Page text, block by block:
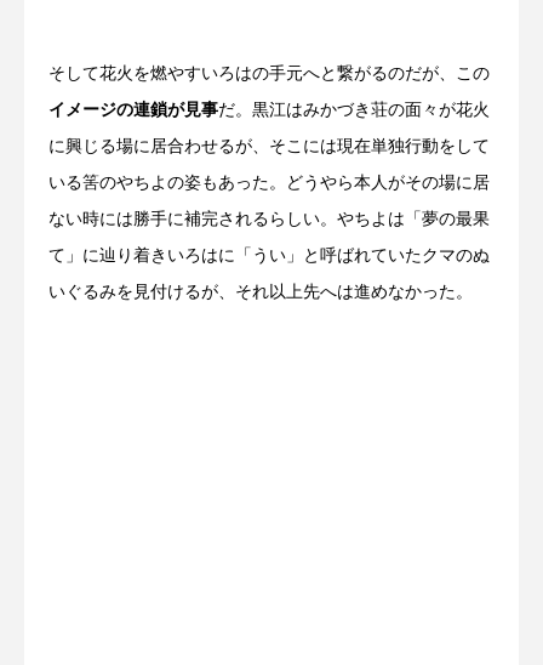
そして花火を燃やすいろはの手元へと繋がるのだが、この
イメージの連鎖が見事だ。黒江はみかづき荘の面々が花火
に興じる場に居合わせるが、そこには現在単独行動をして
いる筈のやちよの姿もあった。どうやら本人がその場に居
ない時には勝手に補完されるらしい。やちよは「夢の最果
て」に辿り着きいろはに「うい」と呼ばれていたクマのぬ
いぐるみを見付けるが、それ以上先へは進めなかった。